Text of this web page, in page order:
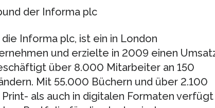
der Informa plc
Informa plc, ist ein in London
und erzielte in 2009 einen
über 8.000 Mitarbeiter an 150
Mit 55.000 Büchern und über 2.100
als auch in digitalen Formaten verfügt